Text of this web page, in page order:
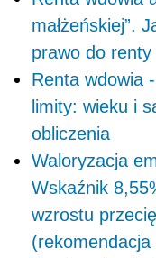
małżeńskiej”.
prawo do renty
Renta wdowia
limity: wieku i
obliczenia
Waloryzacja
Wskaźnik
wzrostu
(rekomendacja